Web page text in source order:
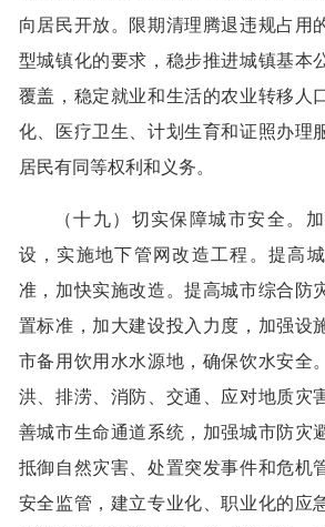
向居民开放。限期清理腾退违规占用
型城镇化的要求，稳步推进城镇基本
覆盖，稳定就业和生活的农业转移人
化、医疗卫生、计划生育和证照办理
居民有同等权利和义务。
（十九）切实保障城市安全。
设，实施地下管网改造工程。提高
准，加快实施改造。提高城市综合防
置标准，加大建设投入力度，加强设
市备用饮用水水源地，确保饮水安全
洪、排涝、消防、交通、应对地质灾
善城市生命通道系统，加强城市防灾
抵御自然灾害、处置突发事件和危机
安全监管，建立专业化、职业化的应